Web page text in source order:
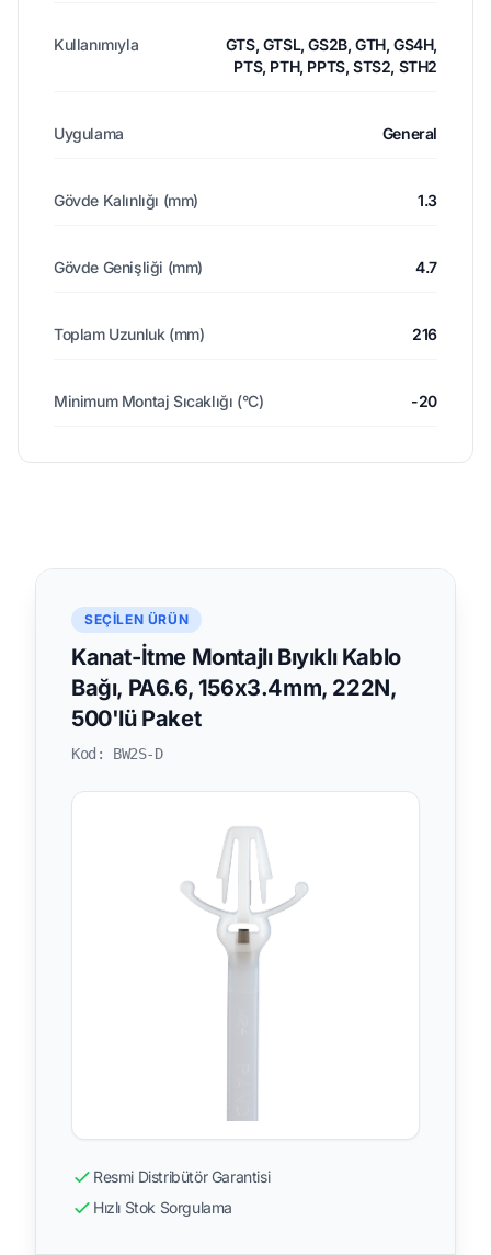
Kullanımıyla
GTS, GTSL, GS2B, GTH, GS4H,
PTS, PTH, PPTS, STS2, STH2
Uygulama General
Gövde Kalınlığı (mm) 1.3
Gövde Genişliği (mm) 4.7
Toplam Uzunluk (mm) 216
Minimum Montaj Sıcaklığı (°C) -20
SEÇILEN ÜRÜN
Kanat-İtme Montajlı Bıyıklı Kablo
Bağı, PA6.6, 156x3.4mm, 222N,
500'lü Paket
Kod: BW2S-D
Resmi Distribütör Garantisi
Hızlı Stok Sorgulama